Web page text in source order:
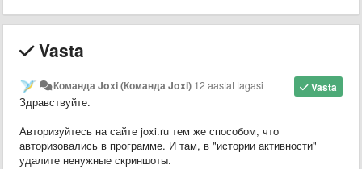
Vasta
Vasta
Команда Joxi (Команда Joxi) 12 aastat tagasi
Здравствуйте.
Авторизуйтесь на сайте joxi.ru тем же способом, что
авторизовались в программе. И там, в "истории активности"
удалите ненужные скриншоты.